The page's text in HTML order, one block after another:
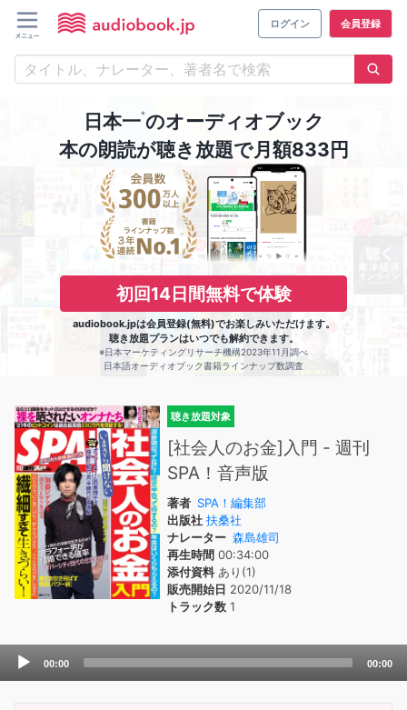
ログイン 会員登録
日本一※のオーディオブック
本の朗読が聴き放題で月額833円
初回14日間無料で体験
audiobook.jpは会員登録(無料)でお楽しみいただけます。
聴き放題プランはいつでも解約できます。
※日本マーケティングリサーチ機構2023年11月調べ
日本語オーディオブック書籍ラインナップ数調査
聴き放題対象
[社会人のお金]入門 - 週刊
SPA！音声版
著者 SPA！編集部
出版社 扶桑社
ナレーター 森島雄司
再生時間 00:34:00
添付資料あり(1)
販売開始日 2020/11/18
トラック数 1
Audio
00:00 00:00